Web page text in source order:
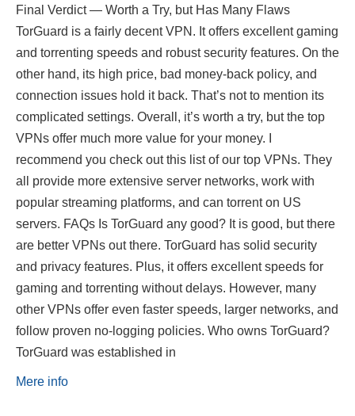
Final Verdict — Worth a Try, but Has Many Flaws
TorGuard is a fairly decent VPN. It offers excellent gaming
and torrenting speeds and robust security features. On the
other hand, its high price, bad money-back policy, and
connection issues hold it back. That’s not to mention its
complicated settings. Overall, it’s worth a try, but the top
VPNs offer much more value for your money. I
recommend you check out this list of our top VPNs. They
all provide more extensive server networks, work with
popular streaming platforms, and can torrent on US
servers. FAQs Is TorGuard any good? It is good, but there
are better VPNs out there. TorGuard has solid security
and privacy features. Plus, it offers excellent speeds for
gaming and torrenting without delays. However, many
other VPNs offer even faster speeds, larger networks, and
follow proven no-logging policies. Who owns TorGuard?
TorGuard was established in
Mere info